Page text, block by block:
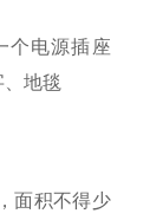
个电源插座
地毯
面积不得少